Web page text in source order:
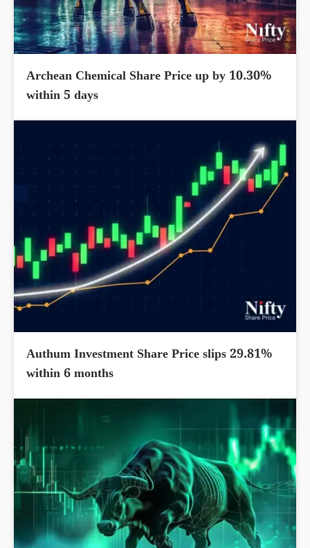
Archean Chemical Share Price up by 10.30%
within 5 days
Authum Investment Share Price slips 29.81%
within 6 months